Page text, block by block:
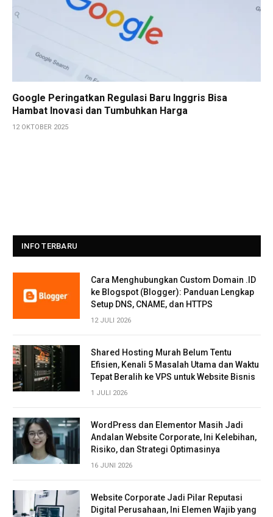
Google Peringatkan Regulasi Baru Inggris Bisa
Hambat Inovasi dan Tumbuhkan Harga
12 OKTOBER 2025
INFO TERBARU
Cara Menghubungkan Custom Domain .ID
ke Blogspot (Blogger): Panduan Lengkap
Setup DNS, CNAME, dan HTTPS
12 JULI 2026
Shared Hosting Murah Belum Tentu
Efisien, Kenali 5 Masalah Utama dan Waktu
Tepat Beralih ke VPS untuk Website Bisnis
1 JULI 2026
WordPress dan Elementor Masih Jadi
Andalan Website Corporate, Ini Kelebihan,
Risiko, dan Strategi Optimasinya
16 JUNI 2026
Website Corporate Jadi Pilar Reputasi
Digital Perusahaan, Ini Elemen Wajib yang